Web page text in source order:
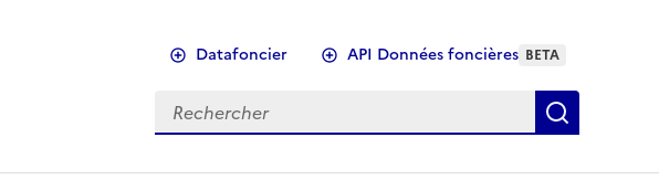
Datafoncier API Données foncières BETA
Rechercher